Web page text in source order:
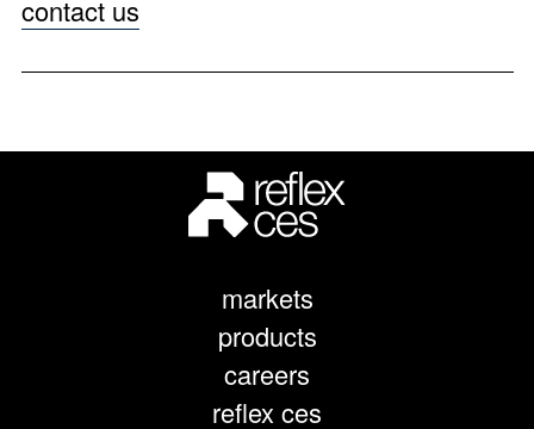
contact us
markets
products
careers
reflex ces